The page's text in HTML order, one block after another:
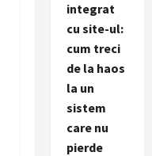
integrat
cu site-ul:
cum treci
de la haos
la un
sistem
care nu
pierde